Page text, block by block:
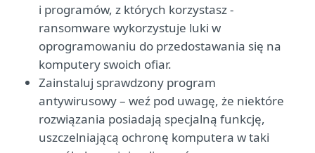
i programów, z których korzystasz -
ransomware wykorzystuje luki w
oprogramowaniu do przedostawania się na
komputery swoich ofiar.
Zainstaluj sprawdzony program
antywirusowy – weź pod uwagę, że niektóre
rozwiązania posiadają specjalną funkcję,
uszczelniającą ochronę komputera w taki